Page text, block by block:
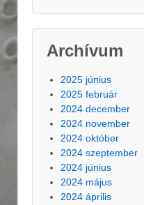
Archívum
2025 június
2025 február
2024 december
2024 november
2024 október
2024 szeptember
2024 június
2024 május
2024 április